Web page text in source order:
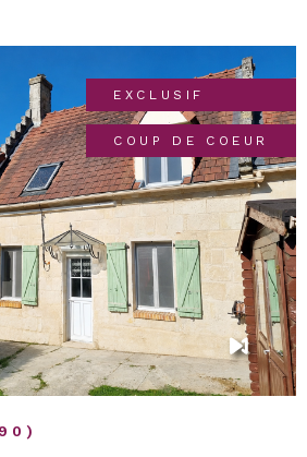
EXCLUSIF
COUP DE COEUR
LE BIEN